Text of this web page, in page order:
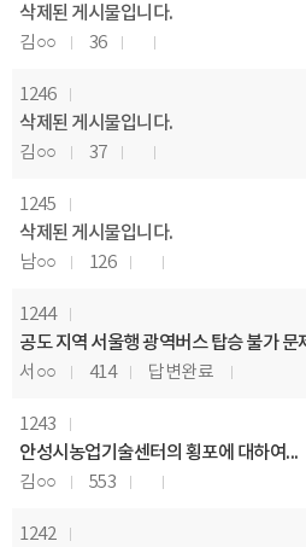
삭제된 게시물입니다.
김○○ 36
1246
삭제된 게시물입니다.
김○○ 37
1245
삭제된 게시물입니다.
남○○ 126
1244
공도 지역 서울행 광역버스 탑승 불가 문
서○○ 414 답변완료
1243
안성시농업기술센터의 횡포에 대하여...
김○○ 553
1242